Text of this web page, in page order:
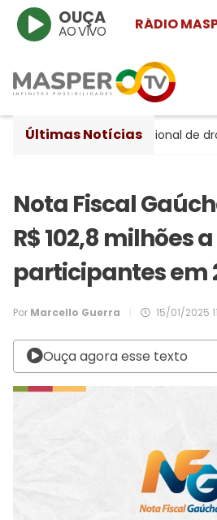
RÁDIO
OUÇA
AO VIVO
Últimas Notícias
de tráfico internacional de drogas
Nota Fiscal
R$ 102,8 milhões a
participantes em
Por Marcello Guerra 15/01/2025
Ouça agora esse texto